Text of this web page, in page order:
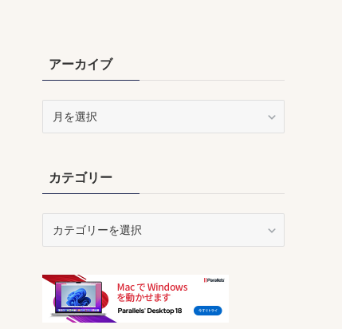
アーカイブ
ブカテゴリー
リ